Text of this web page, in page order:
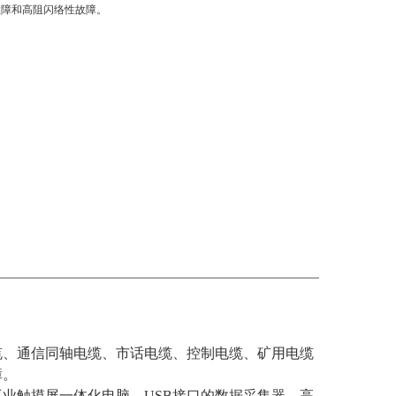
和高阻闪络性故障。
通信同轴电缆、市话电缆、控制电缆、矿用电缆